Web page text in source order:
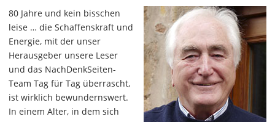
80 Jahre und kein bisschen
leise … die Schaffenskraft und
Energie, mit der unser
Herausgeber unsere Leser
und das NachDenkSeiten-
Team Tag für Tag überrascht,
ist wirklich bewundernswert.
In einem Alter, in dem sich